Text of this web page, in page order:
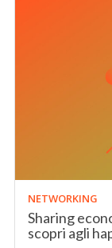
NETWORKING
Sharing
scopri agli